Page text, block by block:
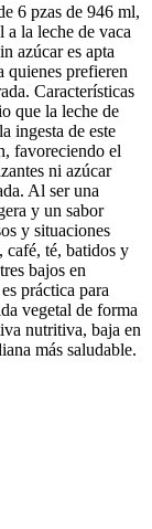
6 pzas de 946 ml,
a la leche de vaca
azúcar es apta
quienes prefieren
Características
que la leche de
ingesta de este
favoreciendo el
ni azúcar
Al ser una
y un sabor
y situaciones
café, té, batidos y
bajos en
práctica para
vegetal de forma
nutritiva, baja en
más saludable.